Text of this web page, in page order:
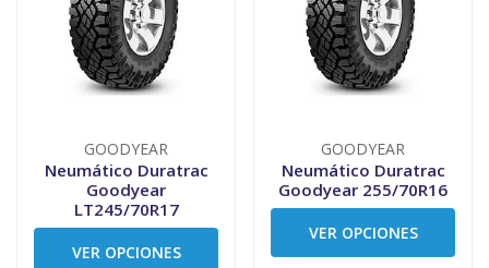
GOODYEAR
Neumático Duratrac
Goodyear
LT245/70R17
VER OPCIONES
GOODYEAR
Neumático Duratrac
Goodyear 255/70R16
VER OPCIONES